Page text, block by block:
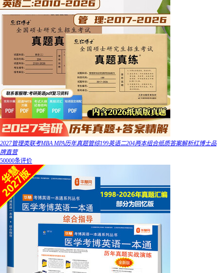
2027管理类联考MBA MPA历年真题管综199英语二204两本组合纸质答案解析红博士品
牌直营
50000条评价